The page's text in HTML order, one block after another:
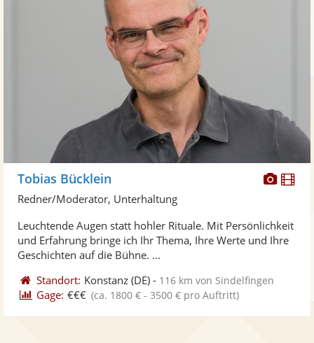
Fotos
Tobias Bücklein
Redner/Moderator, Unterhaltung
Leuchtende Augen statt hohler Rituale. Mit Persönlichkeit
und Erfahrung bringe ich Ihr Thema, Ihre Werte und Ihre
Geschichten auf die Bühne. ...
Standort: Konstanz (DE) - 116 km von Sindelfingen
Gage: €€€ (ca. 1800 € - 3500 € pro Auftritt)